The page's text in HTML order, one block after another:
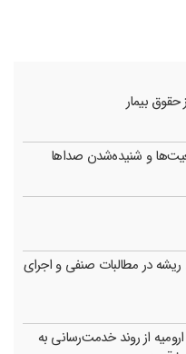
بیمار
و شنیده‌شدن صداها
در مطالبات صنفی و اجرای
از روند خدمت‌رسانی به